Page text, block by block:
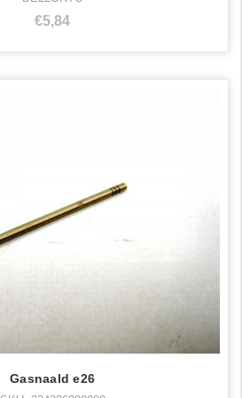
€5,84
Gasnaald e26